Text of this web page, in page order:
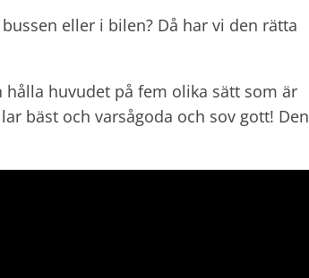
eller i bilen? Då har vi den rätta
hålla huvudet på fem olika sätt som är
bäst och varsågoda och sov gott! Den